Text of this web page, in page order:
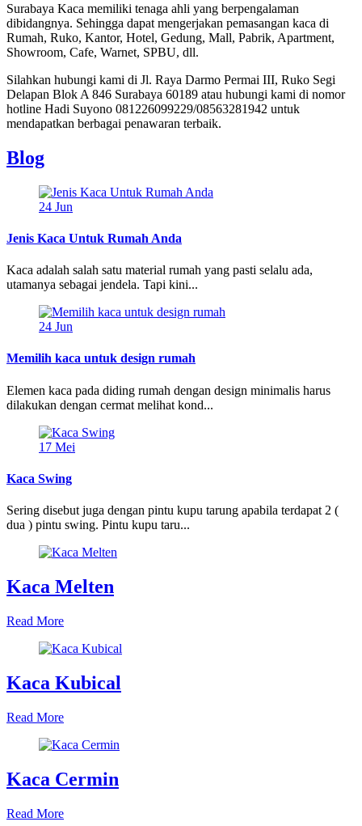
Surabaya Kaca memiliki tenaga ahli yang berpengalaman
dibidangnya. Sehingga dapat mengerjakan pemasangan kaca di
Rumah, Ruko, Kantor, Hotel, Gedung, Mall, Pabrik, Apartment,
Showroom, Cafe, Warnet, SPBU, dll.
Silahkan hubungi kami di Jl. Raya Darmo Permai III, Ruko Segi
Delapan Blok A 846 Surabaya 60189 atau hubungi kami di nomor
hotline Hadi Suyono 081226099229/08563281942 untuk
mendapatkan berbagai penawaran terbaik.
Blog
24 Jun
Jenis Kaca Untuk Rumah Anda
Kaca adalah salah satu material rumah yang pasti selalu ada,
utamanya sebagai jendela. Tapi kini...
24 Jun
Memilih kaca untuk design rumah
Elemen kaca pada diding rumah dengan design minimalis harus
dilakukan dengan cermat melihat kond...
17 Mei
Kaca Swing
Sering disebut juga dengan pintu kupu tarung apabila terdapat 2 (
dua ) pintu swing. Pintu kupu taru...
Kaca Melten
Read More
Kaca Kubical
Read More
Kaca Cermin
Read More